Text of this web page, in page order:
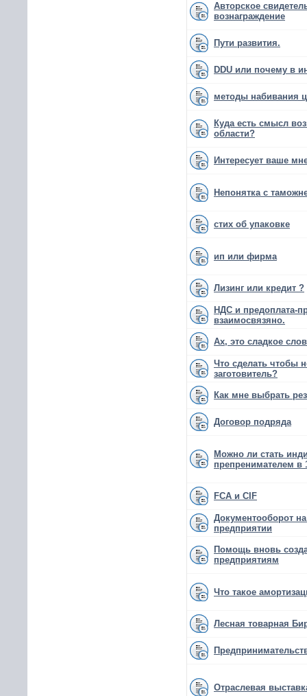
Авторское
вознаграждение
Пути развития.
DDU или почему в
методы набивания
Куда есть смысл
области?
Интересует ваше
Непонятка с
стих об упаковке
ип или фирма
Лизинг или кредит ?
НДС и предоплата-
взаимосвязяно.
Ах, это сладкое
Что сделать чтобы
заготовитель?
Как мне выбрать
Договор подряда
Можно ли стать
препренимателем в
FCA и CIF
Документооборот
предприятии
Помощь вновь
предприятиям
Что такое
Лесная товарная
Отраслевая